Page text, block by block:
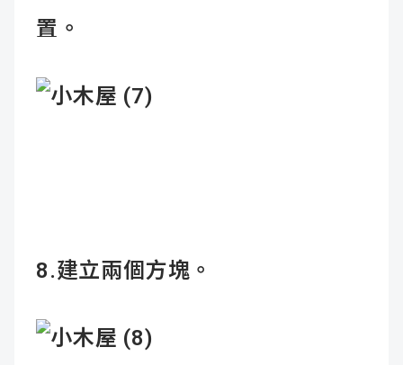
置。
8.建立兩個方塊。